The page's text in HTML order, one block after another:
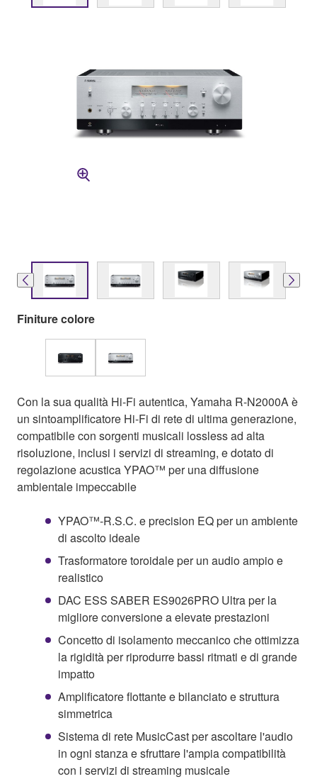
Finiture colore
Con la sua qualità Hi-Fi autentica, Yamaha R-N2000A è
un sintoamplificatore Hi-Fi di rete di ultima generazione,
compatibile con sorgenti musicali lossless ad alta
risoluzione, inclusi i servizi di streaming, e dotato di
regolazione acustica YPAO™ per una diffusione
ambientale impeccabile
YPAO™-R.S.C. e precision EQ per un ambiente
di ascolto ideale
Trasformatore toroidale per un audio ampio e
realistico
DAC ESS SABER ES9026PRO Ultra per la
migliore conversione a elevate prestazioni
Concetto di isolamento meccanico che ottimizza
la rigidità per riprodurre bassi ritmati e di grande
impatto
Amplificatore flottante e bilanciato e struttura
simmetrica
Sistema di rete MusicCast per ascoltare l'audio
in ogni stanza e sfruttare l'ampia compatibilità
con i servizi di streaming musicale